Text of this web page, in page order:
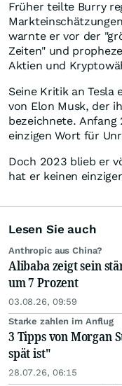
Früher teilte Burry
warnte er vor der
Zeiten" und
Aktien und
Seine Kritik an Tesla
von Elon Musk, der
bezeichnete.
einzigen Wort für
Doch 2023 blieb er
hat er keinen
Lesen Sie auch
Anthropic aus China?
Alibaba zeigt sein
um 7 Prozent
03.08.26, 09:59
Starke zahlen im Anflug
3 Tipps von Morgan
spät ist"
28.07.26, 06:15